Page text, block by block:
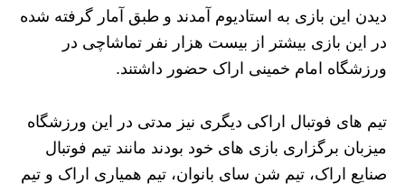
دیدن این بازی به استادیوم آمدند و طبق آمار گرفته شده
در این بازی بیشتر از بیست هزار نفر تماشاچی در
ورزشگاه امام خمینی اراک حضور داشتند.
تیم های فوتبال اراکی دیگری نیز مدتی در این ورزشگاه
میزبان برگزاری بازی های خود بودند مانند تیم فوتبال
صنایع اراک، تیم شن سای بانوان، تیم همیاری اراک و تیم